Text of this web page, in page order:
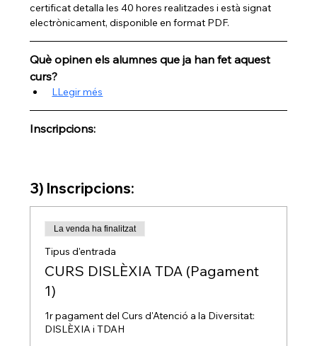
certificat detalla les 40 hores realitzades i està signat
electrònicament, disponible en format PDF.
Què opinen els alumnes que ja han fet aquest
curs?
LLegir més
Inscripcions:
3) Inscripcions:
La venda ha finalitzat
Tipus d'entrada
CURS DISLÈXIA TDA (Pagament
1)
1r pagament del Curs d'Atenció a la Diversitat:
DISLÈXIA i TDAH